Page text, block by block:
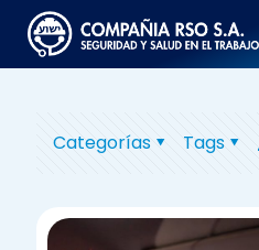
Categorías Tags